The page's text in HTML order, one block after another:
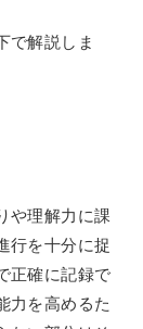
で解説しま
や理解力に課
行を十分に捉
正確に記録で
力を高めるた